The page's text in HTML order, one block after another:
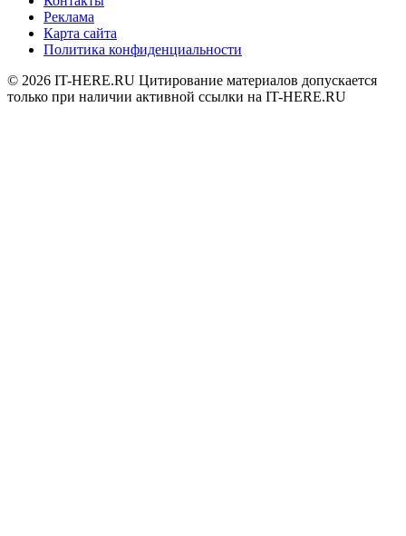
Реклама
Карта сайта
Политика конфиденциальности
© 2026 IT-HERE.RU Цитирование материалов допускается
только при наличии активной ссылки на IT-HERE.RU